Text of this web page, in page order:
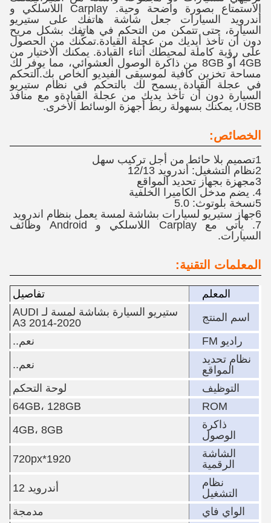
الاستمتاع بصورة واضحة وحية. Carplay اللاسلكي و
أندرويد السيارات جعل شاشة هاتفك على ستيريو
السيارة، حتى تتمكن من التحكم في هاتفك بشكل مريح
دون أن تأخذ أيديك من عجلة القيادة.تمكّنك من الحصول
على رؤية كاملة لمحيطك أثناء القيادة. يمكنك الاختيار من
4GB أو 8GB من ذاكرة الوصول العشوائي، مما يوفر لك
مساحة تخزين كافية لموسيقى الفيديو الخاص بك.التحكم
في عجلة القيادة يسمح لك بالتحكم في نظام ستيريو
السيارة دون أن تأخذ يديك من عجلة القيادةو مع منافذ
USB، يمكنك بسهولة ربط أجهزة الوسائط الأخرى.
الخصائص:
1تصميم بلا حائط من أجل تركيب سهل
2نظام التشغيل: أندرويد 12/13
3مجهزة بجهاز تحديد المواقع
4. يضم مدخل الكاميرا الخلفية
5نسخة بلوتوث: 5.0
6جهاز ستيريو لسيارات بشاشة لمسة يعمل بنظام اندرويد
7. يأتي مع Carplay اللاسلكي و Android وظائف
السيارات.
المعلمات التقنية:
المعلم
تفاصيل
اسم المنتج
ستيريو السيارة بشاشة لمسة لـ AUDI
A3 2014-2020
راديو FM
نعم..
نظام تحديد
المواقع
نعم..
التوظيف
لوحة التحكم
ROM
64GB، 128GB
ذاكرة
الوصول
4GB، 8GB
الشاشة
الرقمية
1920*720px
نظام
التشغيل
أندرويد 12
الواي فاي
مدمجة